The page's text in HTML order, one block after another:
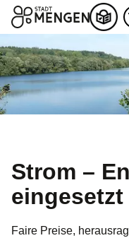
Strom –
eingesetzt
Faire Preise,